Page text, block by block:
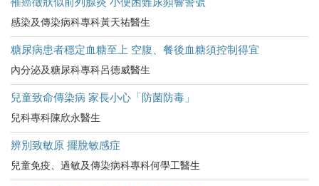
感染及傳染病科專科黃天祐醫生
糖尿病患者穩定血糖至上 空腹、餐後血糖須控制得宜
內分泌及糖尿科專科呂德威醫生
兒童致命傳染病 家長小心「防菌防毒」
兒科專科陳欣永醫生
辨別致敏原 擺脫敏感症
兒童免疫、過敏及傳染病科專科何學工醫生